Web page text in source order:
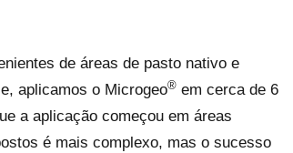
de áreas de pasto nativo e
aplicamos o Microgeo®em cerca de 6
a aplicação começou em áreas
é mais complexo, mas o sucesso